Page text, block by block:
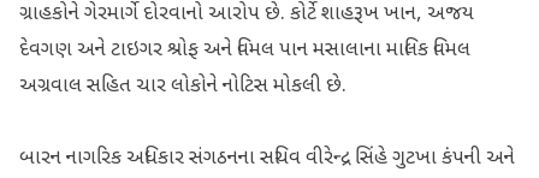
ગ્રાહકોને ગેરમાર્ગે દોરવાનો આરોપ છે. કોર્ટે શાહરૂખ ખાન, અજય
દેવગણ અને ટાઇગર શ્રોફ અને વિમલ પાન મસાલાના માલિક વિમલ
અગ્રવાલ સહિત ચાર લોકોને નોટિસ મોકલી છે.
બારન નાગરિક અધિકાર સંગઠનના સચિવ વીરેન્દ્ર સિંહે ગુટખા કંપની અને